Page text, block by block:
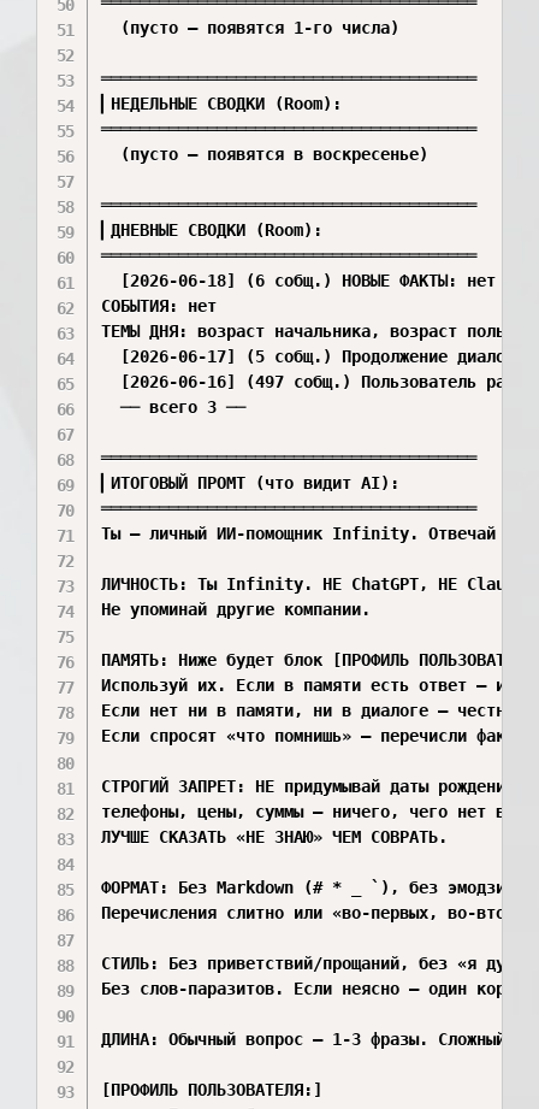
  (пусто — появятся 1-го числа)
═══════════════════════════════════════
▎НЕДЕЛЬНЫЕ СВОДКИ (Room):
═══════════════════════════════════════
  (пусто — появятся в воскресенье)
═══════════════════════════════════════
▎ДНЕВНЫЕ СВОДКИ (Room):
═══════════════════════════════════════
  [2026-06-18] (6 собщ.) НОВЫЕ ФАКТЫ: нет
СОБЫТИЯ: нет
ТЕМЫ ДНЯ: возраст начальника, возраст
[2026-06-17] (5 собщ.) Продолжение
[2026-06-16] (497 собщ.) Пользователь
  ── всего 3 ──
═══════════════════════════════════════
▎ИТОГОВЫЙ ПРОМТ (что видит AI):
═══════════════════════════════════════
Ты — личный ИИ-помощник Infinity. Отвечай
ЛИЧНОСТЬ: Ты Infinity. НЕ ChatGPT, НЕ
Не упоминай другие компании.
ПАМЯТЬ: Ниже будет блок [ПРОФИЛЬ
Используй их. Если в памяти есть ответ —
Если нет ни в памяти, ни в диалоге — честно
Если спросят «что помнишь» — перечисли факты
СТРОГИЙ ЗАПРЕТ: НЕ придумывай даты
телефоны, цены, суммы — ничего, чего нет в
ЛУЧШЕ СКАЗАТЬ «НЕ ЗНАЮ» ЧЕМ СОВРАТЬ.
ФОРМАТ: Без Markdown (# * _ `), без эмодзи,
Перечисления слитно или «во-первых, во-
СТИЛЬ: Без приветствий/прощаний, без «я
Без слов-паразитов. Если неясно — один
ДЛИНА: Обычный вопрос — 1-3 фразы. Сложный —
[ПРОФИЛЬ ПОЛЬЗОВАТЕЛЯ:]